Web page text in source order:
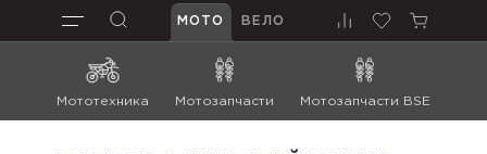
МОТО ВЕЛО
Мототехника Мотозапчасти Мотозапчасти BSE